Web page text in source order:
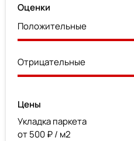
Оценки
Положительные
Отрицательные
Цены
Укладка паркета
от 500 ₽ / м2